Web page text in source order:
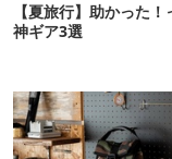
【夏旅行】助かった
神ギア3選